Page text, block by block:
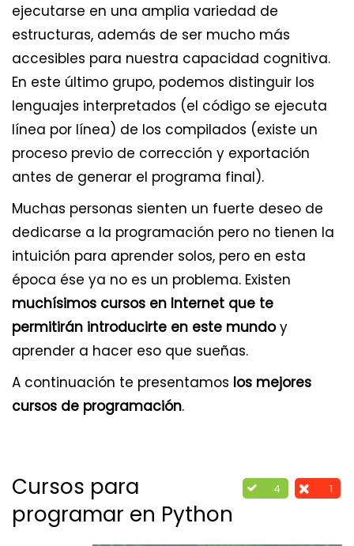
ejecutarse en una amplia variedad de
estructuras, además de ser mucho más
accesibles para nuestra capacidad cognitiva.
En este último grupo, podemos distinguir los
lenguajes interpretados (el código se ejecuta
línea por línea) de los compilados (existe un
proceso previo de corrección y exportación
antes de generar el programa final).
Muchas personas sienten un fuerte deseo de
dedicarse a la programación pero no tienen la
intuición para aprender solos, pero en esta
época ése ya no es un problema. Existen
muchísimos cursos en Internet que te
permitirán introducirte en este mundoy
aprender a hacer eso que sueñas.
A continuación te presentamos los mejores
cursos de programación.
4 1
Cursos para
programar en Python